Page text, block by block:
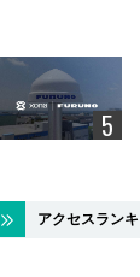
アクセスラン